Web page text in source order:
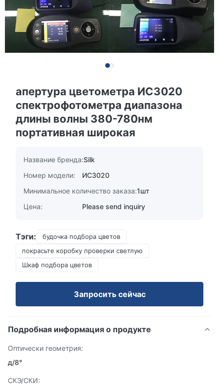
апертура цветометра ИС3020
спектрофотометра диапазона
длины волны 380-780нм
портативная широкая
Название бренда:Silk
Номер модели:
ИС3020
Минимальное количество заказа:1шт
Цена:
Please send inquiry
Тэги:
будочка подбора цветов
покрасьте коробку проверки светлую
Шкаф подбора цветов
Запросить сейчас
Подробная информация о продукте
Оптически геометрия:
д/8°
СКЭ/СКИ: